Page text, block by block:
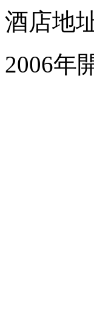
酒店地
2006年